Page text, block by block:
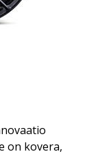
on kovera,